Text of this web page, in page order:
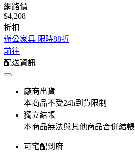
網路價
$4,208
折扣
辦公家具 限時88折
前往
配送資訊
廠商出貨
本商品不受24h到貨限制
獨立結帳
本商品無法與其他商品合併結帳
可宅配到府